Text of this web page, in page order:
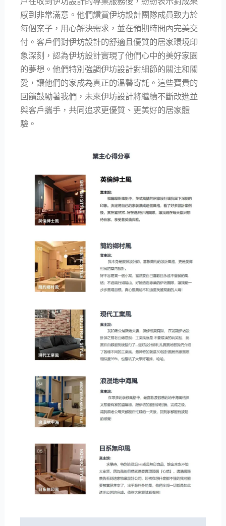
感到非常滿意。他們讚賞伊坊設計團隊成員致力於
每個案子，用心解決需求，並在預期時間內完美交
付。客戶們對伊坊設計的舒適且優質的居家環境印
象深刻，認為伊坊設計實現了他們心中的美好家園
的夢想。他們特別強調伊坊設計對細節的關注和關
愛，讓他們的家成為真正的溫馨寄託。這些寶貴的
回饋鼓勵著我們，未來伊坊設計將繼續不斷改進並
與客戶攜手，共同追求更優質、更美好的居家體
驗。